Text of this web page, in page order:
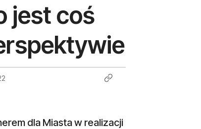
jest coś
dla Miasta w realizacji